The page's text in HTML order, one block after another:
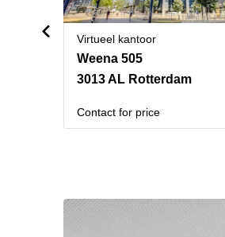
Virtueel kantoor
Weena 505
3013 AL Rotterdam
Contact for price